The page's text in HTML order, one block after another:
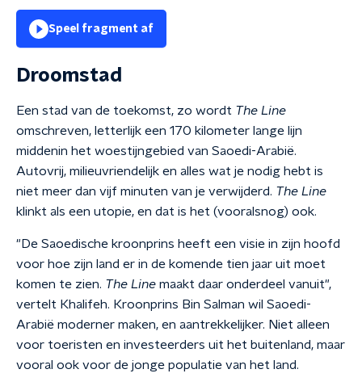
Speel fragment af
Droomstad
Een stad van de toekomst, zo wordt The Line
omschreven, letterlijk een 170 kilometer lange lijn
middenin het woestijngebied van Saoedi-Arabië.
Autovrij, milieuvriendelijk en alles wat je nodig hebt is
niet meer dan vijf minuten van je verwijderd. The Line
klinkt als een utopie, en dat is het (vooralsnog) ook.
"De Saoedische kroonprins heeft een visie in zijn hoofd
voor hoe zijn land er in de komende tien jaar uit moet
komen te zien. The Line maakt daar onderdeel vanuit",
vertelt Khalifeh. Kroonprins Bin Salman wil Saoedi-
Arabië moderner maken, en aantrekkelijker. Niet alleen
voor toeristen en investeerders uit het buitenland, maar
vooral ook voor de jonge populatie van het land.